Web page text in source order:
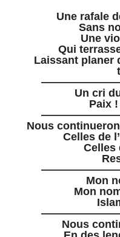
Une rafale
Sans
Une
Qui
Laissant planer
Un cri
Paix
Nous
Celles de
Celles
Mon
Mon
Nous